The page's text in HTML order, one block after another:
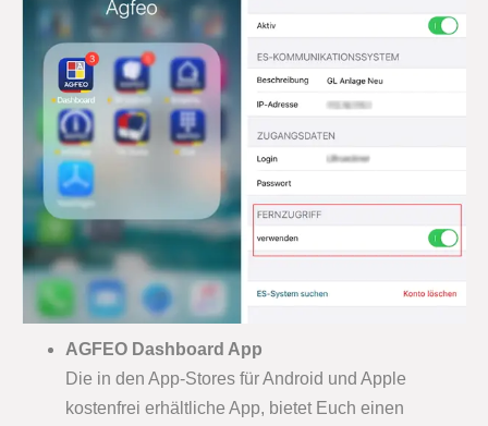
AGFEO Dashboard App
Die in den App-Stores für Android und Apple
kostenfrei erhältliche App, bietet Euch einen